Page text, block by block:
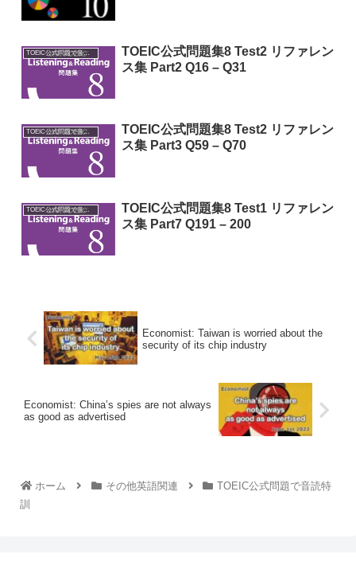
TOEIC公式問題で音読特訓
TOEIC公式問題集8 Test2 リファレン
ス集 Part2 Q16 – Q31
TOEIC公式問題で音読特訓
TOEIC公式問題集8 Test2 リファレン
ス集 Part3 Q59 – Q70
TOEIC公式問題で音読特訓
TOEIC公式問題集8 Test1 リファレン
ス集 Part7 Q191 – 200
Economist: Taiwan is worried about the
security of its chip industry
Economist: China’s spies are not always
as good as advertised
ホーム その他英語関連
TOEIC公式問題で音読特
訓